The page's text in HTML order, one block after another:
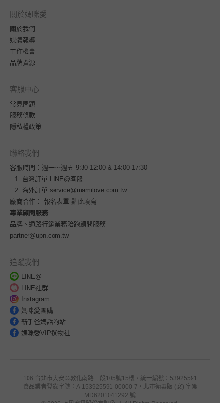
關於媽咪愛
關於我們
媒體報導
工作機會
品牌資源
客服中心
常見問題
服務條款
隱私權政策
聯絡我們
客服時間：週一～週五 9:30-12:00 & 14:00-17:30
台灣訂單
LINE@客服
海外訂單 service@mamilove.com.tw
廠商合作： 報名表單 點此填寫
專業顧問服務
品牌、通路行銷業務陪跑顧問服務
partner@upn.com.tw
追蹤我們
LINE@
LINE社群
Instagram
媽咪愛團購
新手爸媽諮詢站
媽咪愛VIP選物社
106 台北市大安區敦化南路二段105號15樓，統一編號：53925591
食品業者登錄字號：A-153925591-00000-7，北市衛器販 (安) 字第
MD6201041292 號